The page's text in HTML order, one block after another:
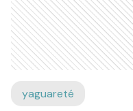
yaguareté